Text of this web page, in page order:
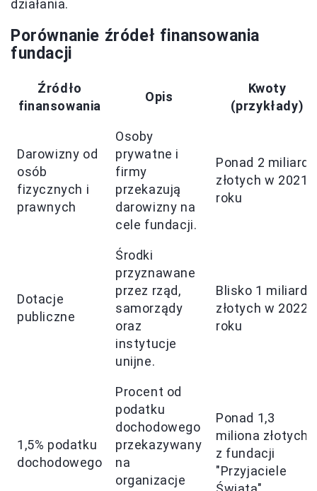
działania.
Porównanie źródeł finansowania
fundacji
Źródło
finansowania
Opis
Kwoty
(przykłady)
Darowizny od
osób
fizycznych i
prawnych
Osoby
prywatne i
firmy
przekazują
darowizny na
cele fundacji.
Ponad 2 miliardy
złotych w 2021
roku
Dotacje
publiczne
Środki
przyznawane
przez rząd,
samorządy
oraz
instytucje
unijne.
Blisko 1 miliard
złotych w 2022
roku
1,5% podatku
dochodowego
Procent od
podatku
dochodowego
przekazywany
na
organizacje
Ponad 1,3
miliona złotych
z fundacji
"Przyjaciele